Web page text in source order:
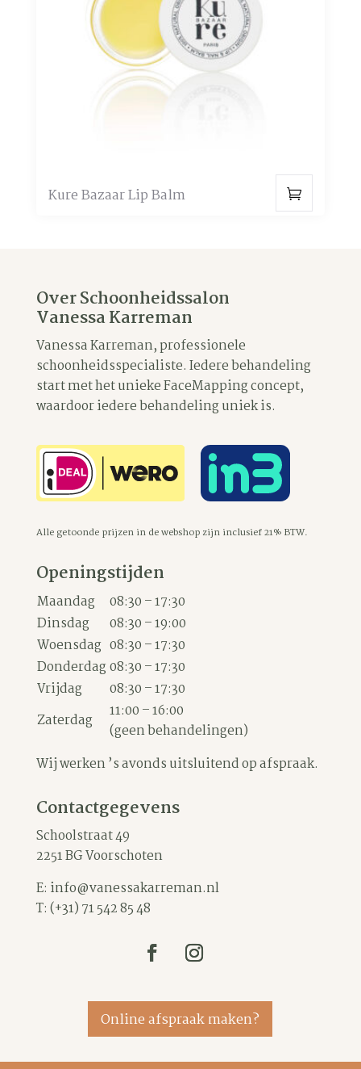
gekozen
Kure Bazaar Lip Balm
variaties.
Deze
optie
kan
gekozen
worden
de
productpagina
Over Schoonheidssalon
Vanessa Karreman
Vanessa Karreman, professionele
schoonheidsspecialiste. Iedere behandeling
start met het unieke FaceMapping concept,
waardoor iedere behandeling uniek is.
Alle getoonde prijzen in de webshop zijn inclusief 21% BTW.
Openingstijden
Maandag
08:30 – 17:30
Dinsdag
08:30 – 19:00
Woensdag 08:30 – 17:30
Donderdag08:30 – 17:30
Vrijdag
08:30 – 17:30
Zaterdag
11:00 – 16:00
(geen behandelingen)
Wij werken ’s avonds uitsluitend op afspraak.
Contactgegevens
Schoolstraat 49
2251 BG Voorschoten
E: info@vanessakarreman.nl
T: (+31) 71 542 85 48
Online afspraak maken?